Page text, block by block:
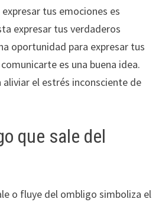
tus emociones es
expresar tus verdaderos
oportunidad para expresar tus
es una buena idea.
el estrés inconsciente de
que sale del
o fluye del ombligo simboliza el